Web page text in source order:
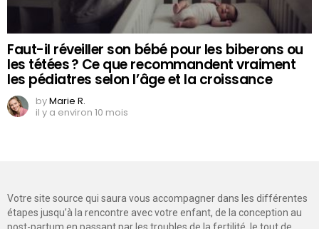
Faut-il réveiller son bébé pour les biberons ou
les tétées ? Ce que recommandent vraiment
les pédiatres selon l’âge et la croissance
byMarie R.
il y a environ 10 mois
Votre site source qui saura vous accompagner dans les différentes
étapes jusqu’à la rencontre avec votre enfant, de la conception au